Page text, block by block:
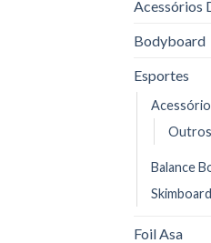
Acessórios
Bodyboard
Esportes
Outros
Balance
Skimboard
Foil Asa